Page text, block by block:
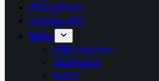
బొమ్మా బొరుసు
సాహిత్యం-శోభ
శీర్షికలు
ప్రత్యేక వ్యాసాలు
ఎడిటోరియల్
అరుగు